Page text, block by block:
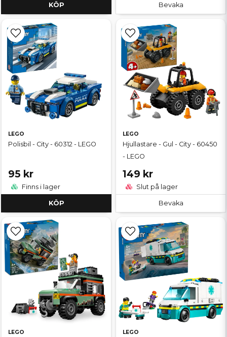
KÖP Bevaka
LEGO
Polisbil - City - 60312 - LEGO
95 kr
Finns i lager
KÖP
LEGO
Hjullastare - Gul - City - 60450
- LEGO
149 kr
Slut på lager
Bevaka
LEGO LEGO